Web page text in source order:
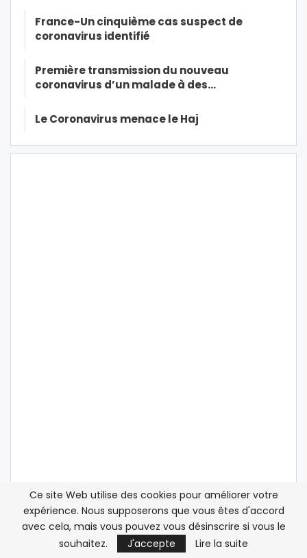
France-Un cinquième cas suspect de
coronavirus identifié
Première transmission du nouveau
coronavirus d’un malade à des…
Le Coronavirus menace le Haj
ATLASINFO SUR LES RÉSEAUX SOCIAUX
Ce site Web utilise des cookies pour améliorer votre
expérience. Nous supposerons que vous êtes d'accord
avec cela, mais vous pouvez vous désinscrire si vous le
souhaitez.
J'accepte Lire la suite